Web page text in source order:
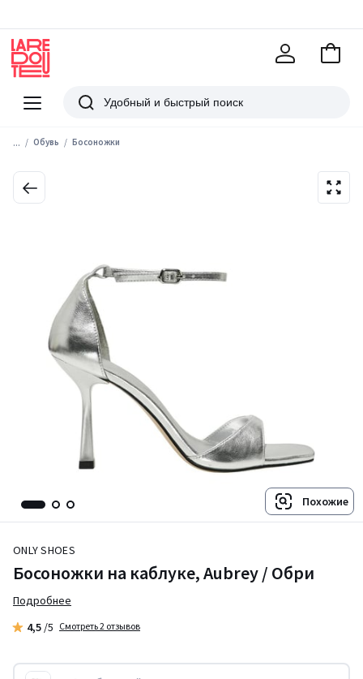
Меню
Redoute
Поиск
В
... Обувь Босоножки
Похожие
ONLY SHOES
Босоножки на каблуке, Aubrey / Обри
Подробнее
4,5 /5 Смотреть 2 отзывов